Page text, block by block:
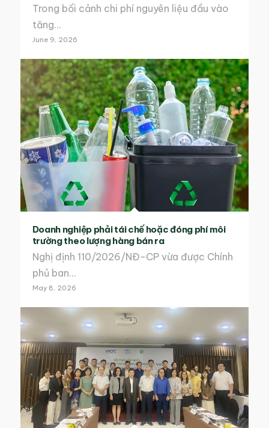
Trong bối cảnh chi phí nguyên liệu đầu vào
tăng…
June 9, 2026
Doanh nghiệp phải tái chế hoặc đóng phí môi
trường theo lượng hàng bán ra
Nghị định 110/2026/NĐ-CP vừa được Chính
phủ ban…
May 8, 2026